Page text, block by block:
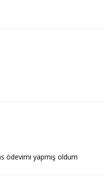
ödevimi yapmış oldum